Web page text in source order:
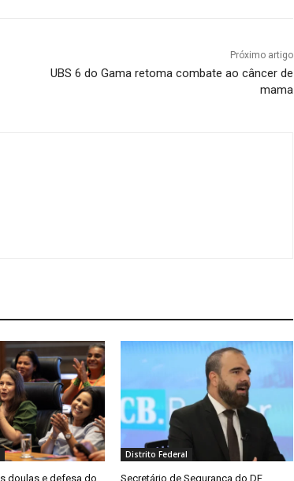
Próximo artigo
UBS 6 do Gama retoma combate ao câncer de
mama
doulas e defesa do
Distrito Federal
Secretário de Segurança do DF